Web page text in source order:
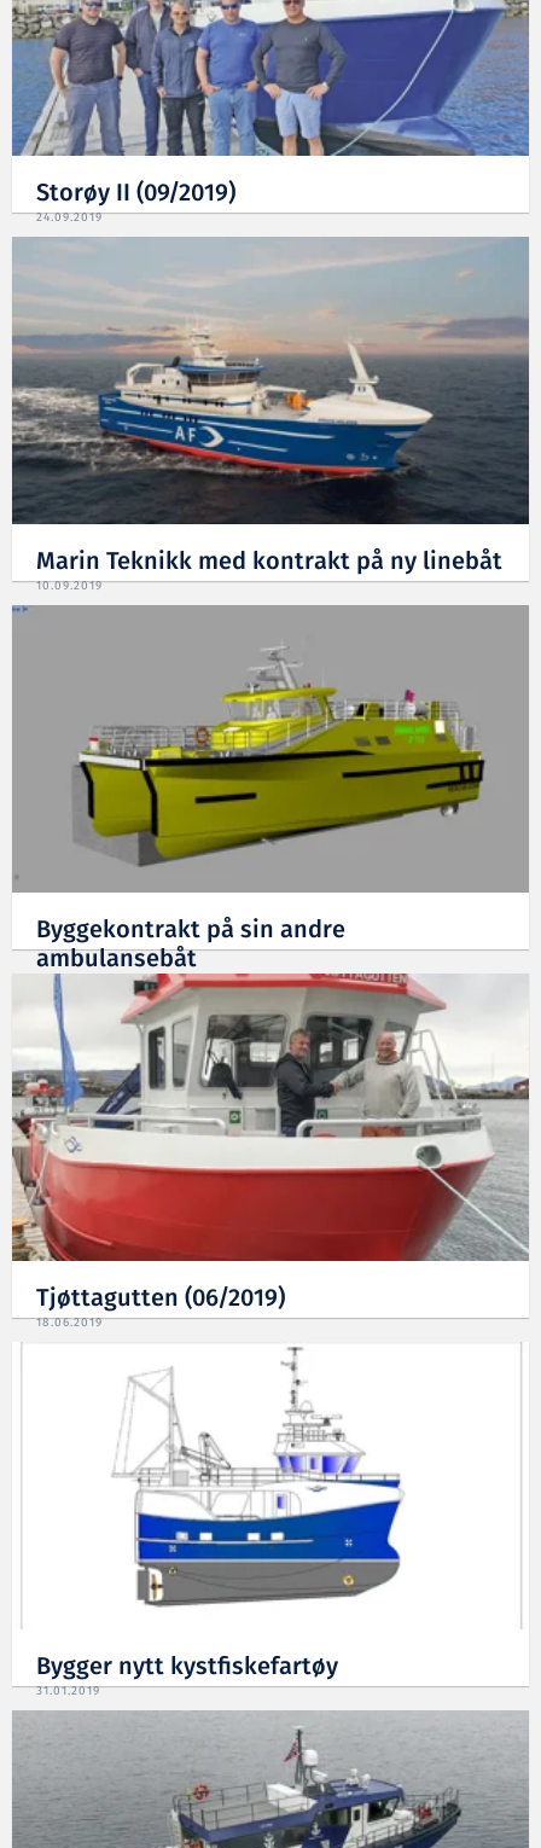
Storøy II (09/2019)
24.09.2019
Marin Teknikk med kontrakt på ny linebåt
10.09.2019
Byggekontrakt på sin andre
ambulansebåt
05.07.2019
Tjøttagutten (06/2019)
18.06.2019
Bygger nytt kystfiskefartøy
31.01.2019